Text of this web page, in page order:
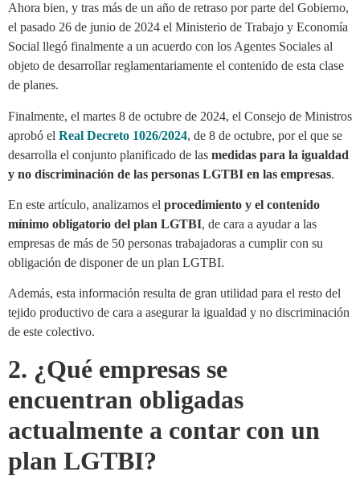
Ahora bien, y tras más de un año de retraso por parte del Gobierno,
el pasado 26 de junio de 2024 el Ministerio de Trabajo y Economía
Social llegó finalmente a un acuerdo con los Agentes Sociales al
objeto de desarrollar reglamentariamente el contenido de esta clase
de planes.
Finalmente, el martes 8 de octubre de 2024, el Consejo de Ministros
aprobó el Real Decreto 1026/2024, de 8 de octubre, por el que se
desarrolla el conjunto planificado de las medidas para la igualdad
y no discriminación de las personas LGTBI en las empresas.
En este artículo, analizamos el procedimiento y el contenido
mínimo obligatorio del plan LGTBI, de cara a ayudar a las
empresas de más de 50 personas trabajadoras a cumplir con su
obligación de disponer de un plan LGTBI.
Además, esta información resulta de gran utilidad para el resto del
tejido productivo de cara a asegurar la igualdad y no discriminación
de este colectivo.
2. ¿Qué empresas se
encuentran obligadas
actualmente a contar con un
plan LGTBI?